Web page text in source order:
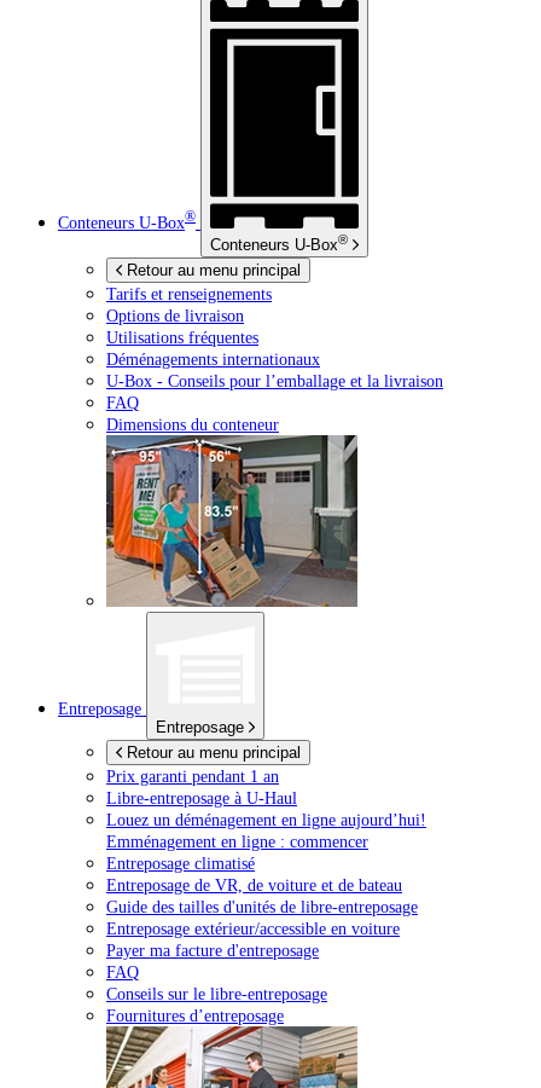
Conteneurs U-Box®
Conteneurs U-Box®
Retour au menu principal
Tarifs et renseignements
Options de livraison
Utilisations fréquentes
Déménagements internationaux
U-Box - Conseils pour l’emballage et la livraison
FAQ
Dimensions du conteneur
Entreposage
Entreposage
Retour au menu principal
Prix garanti pendant 1 an
Libre-entreposage à U-Haul
Louez un déménagement en ligne aujourd’hui!
Emménagement en ligne : commencer
Entreposage climatisé
Entreposage de VR, de voiture et de bateau
Guide des tailles d'unités de libre-entreposage
Entreposage extérieur/accessible en voiture
Payer ma facture d'entreposage
FAQ
Conseils sur le libre-entreposage
Fournitures d’entreposage